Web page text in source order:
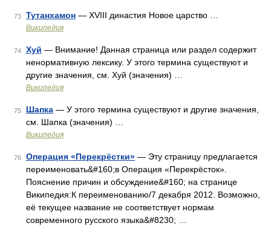
73 Тутанхамон — XVIII династия Новое царство …
Википедия
74 Хуй — Внимание! Данная страница или раздел содержит
ненормативную лексику. У этого термина существуют и
другие значения, см. Хуй (значения) …
Википедия
75 Шапка — У этого термина существуют и другие значения,
см. Шапка (значения) …
Википедия
76 Операция «Перекрёстки» — Эту страницу предлагается
переименовать&#160;в Операция «Перекрёсток».
Пояснение причин и обсуждение&#160; на странице
Википедия:К переименованию/7 декабря 2012. Возможно,
её текущее название не соответствует нормам
современного русского языка&#8230; …